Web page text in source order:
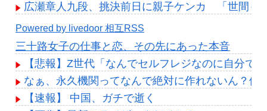
広瀬章人九段、挑決前日に親子ケンカ 「世間も
Powered by livedoor 相互RSS
三十路女子の仕事と恋、その先にあった本音
【悲報】Z世代「なんでセルフレジなのに自分で
なぁ、永久機関ってなんで絶対に作れないん？他
【速報】 中国、ガチで逝く